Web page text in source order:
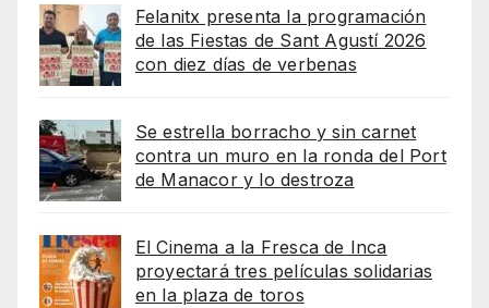
Felanitx presenta la programación
de las Fiestas de Sant Agustí 2026
con diez días de verbenas
Se estrella borracho y sin carnet
contra un muro en la ronda del Port
de Manacor y lo destroza
El Cinema a la Fresca de Inca
proyectará tres películas solidarias
en la plaza de toros